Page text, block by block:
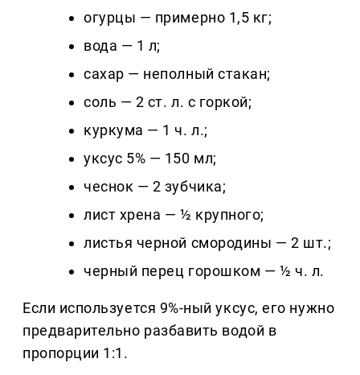
огурцы — примерно 1,5 кг;
вода — 1 л;
сахар — неполный стакан;
соль — 2 ст. л. с горкой;
куркума — 1 ч. л.;
уксус 5% — 150 мл;
чеснок — 2 зубчика;
лист хрена — ½ крупного;
листья черной смородины — 2 шт.;
черный перец горошком — ½ ч. л.
Если используется 9%-ный уксус, его нужно
предварительно разбавить водой в
пропорции 1:1.